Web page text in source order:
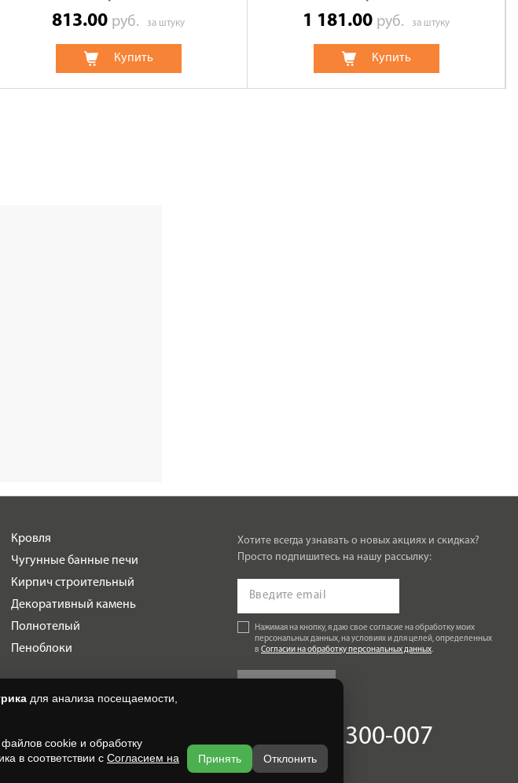
813.00 руб. за штуку
Купить
1 181.00 руб. за штуку
Купить
Кровля
Чугунные банные печи
Кирпич строительный
Декоративный камень
Полнотелый
Пеноблоки
Хотите всегда узнавать о новых акциях и скидках?
Просто подпишитесь на нашу рассылку:
Нажимая на кнопку, я даю свое согласие на обработку моих
персональных данных, на условиях и для целей, определенных
в Согласии на обработку персональных данных.
+7 (4832) 300-007
для анализа посещаемости,
файлов cookie и обработку
в соответствии с Согласием на
Принять Отклонить